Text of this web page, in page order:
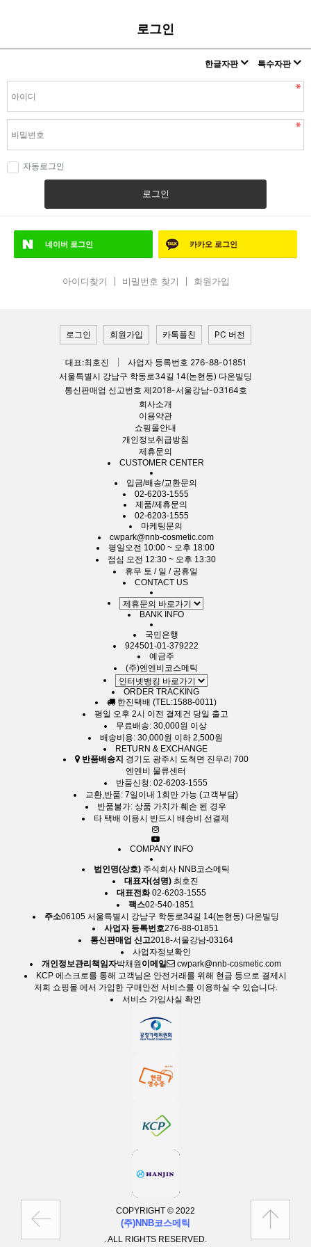
로그인
한글자판 특수자판
자동로그인
로그인
네이버 로그인 카카오 로그인
아이디찾기 비밀번호 찾기 회원가입
로그인 회원가입 카톡플친 PC 버전
대표:최호진
사업자 등록번호 276-88-01851
서울특별시 강남구 학동로34길 14(논현동) 다온빌딩
통신판매업 신고번호 제2018-서울강남-03164호
회사소개
이용약관
쇼핑몰안내
개인정보취급방침
제휴문의
CUSTOMER CENTER
입금/배송/교환문의
02-6203-1555
제품/제휴문의
02-6203-1555
마케팅문의
cwpark@nnb-cosmetic.com
평일 오전 10:00 ~ 오후 18:00
점심 오전 12:30 ~ 오후 13:30
휴무 토 / 일 / 공휴일
CONTACT US
BANK INFO
국민은행
924501-01-379222
예금주
(주)엔엔비코스메틱
ORDER TRACKING
한진택배 (TEL:1588-0011)
평일 오후 2시 이전 결제건 당일 출고
무료배송: 30,000원 이상
배송비용: 30,000원 이하 2,500원
RETURN & EXCHANGE
반품배송지 경기도 광주시 도척면 진우리 700
엔엔비 물류센터
반품신청: 02-6203-1555
교환,반품: 7일이내 1회만 가능 (고객부담)
반품불가: 상품 가치가 훼손 된 경우
타 택배 이용시 반드시 배송비 선결제
COMPANY INFO
법인명(상호) 주식회사 NNB코스메틱
대표자(성명) 최호진
대표전화 02-6203-1555
팩스02-540-1851
주소06105 서울특별시 강남구 학동로34길 14(논현동) 다온빌딩
사업자 등록번호276-88-01851
통신판매업 신고2018-서울강남-03164
사업자정보확인
개인정보관리책임자박채원 이메일
cwpark@nnb-cosmetic.com
KCP 에스크로를 통해 고객님은 안전거래를 위해 현금 등으로 결제시
저희 쇼핑몰 에서 가입한 구매안전 서비스를 이용하실 수 있습니다.
서비스 가입사실 확인
COPYRIGHT © 2022
(주)NNB코스메틱
. ALL RIGHTS RESERVED.